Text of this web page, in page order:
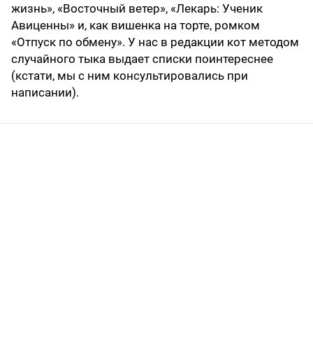
жизнь», «Восточный ветер», «Лекарь: Ученик
Авиценны» и, как вишенка на торте, ромком
«Отпуск по обмену». У нас в редакции кот методом
случайного тыка выдает списки поинтереснее
(кстати, мы с ним консультировались при
написании).